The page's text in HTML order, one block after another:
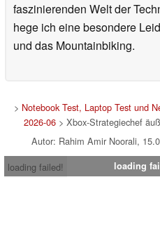
faszinierenden Welt der
hege ich eine besondere
und das Mountainbiking.
> Notebook Test, Laptop Test und
2026-06 > Xbox-Strategiechef
Autor: Rahim Amir Noorali,
loading failed!
loading